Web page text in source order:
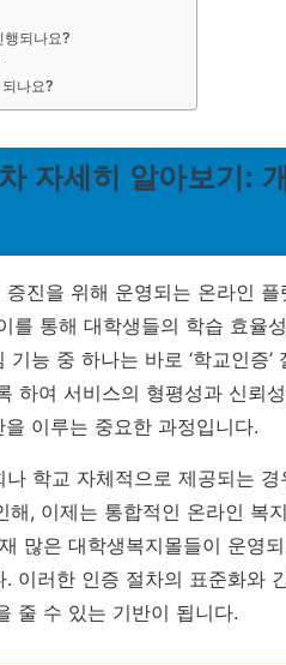
행되나요?
나요?
자세히 알아보기:
진을 위해 운영되는 온라인
를 통해 대학생들의 학습 효율
능 중 하나는 바로 ‘학교인증’
하여 서비스의 형평성과 신뢰
이루는 중요한 과정입니다.
학교 자체적으로 제공되는
, 이제는 통합적인 온라인 복
많은 대학생복지몰들이 운영
이러한 인증 절차의 표준화와
줄 수 있는 기반이 됩니다.